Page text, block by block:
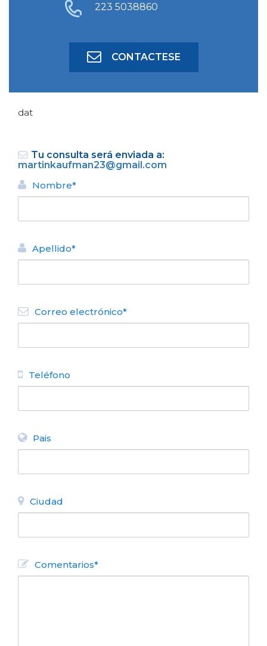
Departamentos km 7.000 2
Av Bustillo 7175
VOLVER
223 5038860
CONTACTESE
dat
Tu consulta será enviada a:
martinkaufman23@gmail.com
Nombre*
Apellido*
Correo electrónico*
Teléfono
Pais
Ciudad
Comentarios*